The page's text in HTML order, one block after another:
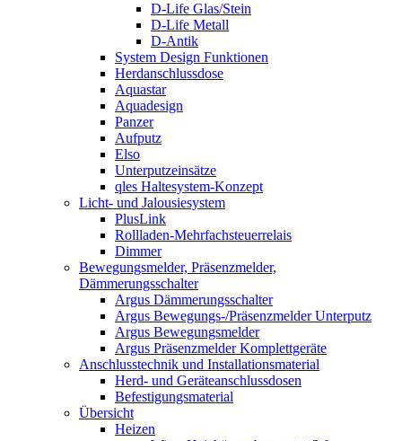
D-Life Glas/Stein
D-Life Metall
D-Antik
System Design Funktionen
Herdanschlussdose
Aquastar
Aquadesign
Panzer
Aufputz
Elso
Unterputzeinsätze
qles Haltesystem-Konzept
Licht- und Jalousiesystem
PlusLink
Rollladen-Mehrfachsteuerrelais
Dimmer
Bewegungsmelder, Präsenzmelder,
Dämmerungsschalter
Argus Dämmerungsschalter
Argus Bewegungs-/Präsenzmelder Unterputz
Argus Bewegungsmelder
Argus Präsenzmelder Komplettgeräte
Anschlusstechnik und Installationsmaterial
Herd- und Geräteanschlussdosen
Befestigungsmaterial
Übersicht
Heizen